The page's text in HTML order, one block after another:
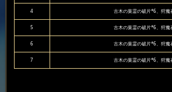
4 古木の葉霊の破片*6、狩魔
5 古木の葉霊の破片*6、狩魔
6 古木の葉霊の破片*6、狩魔
7 古木の葉霊の破片*6、狩魔